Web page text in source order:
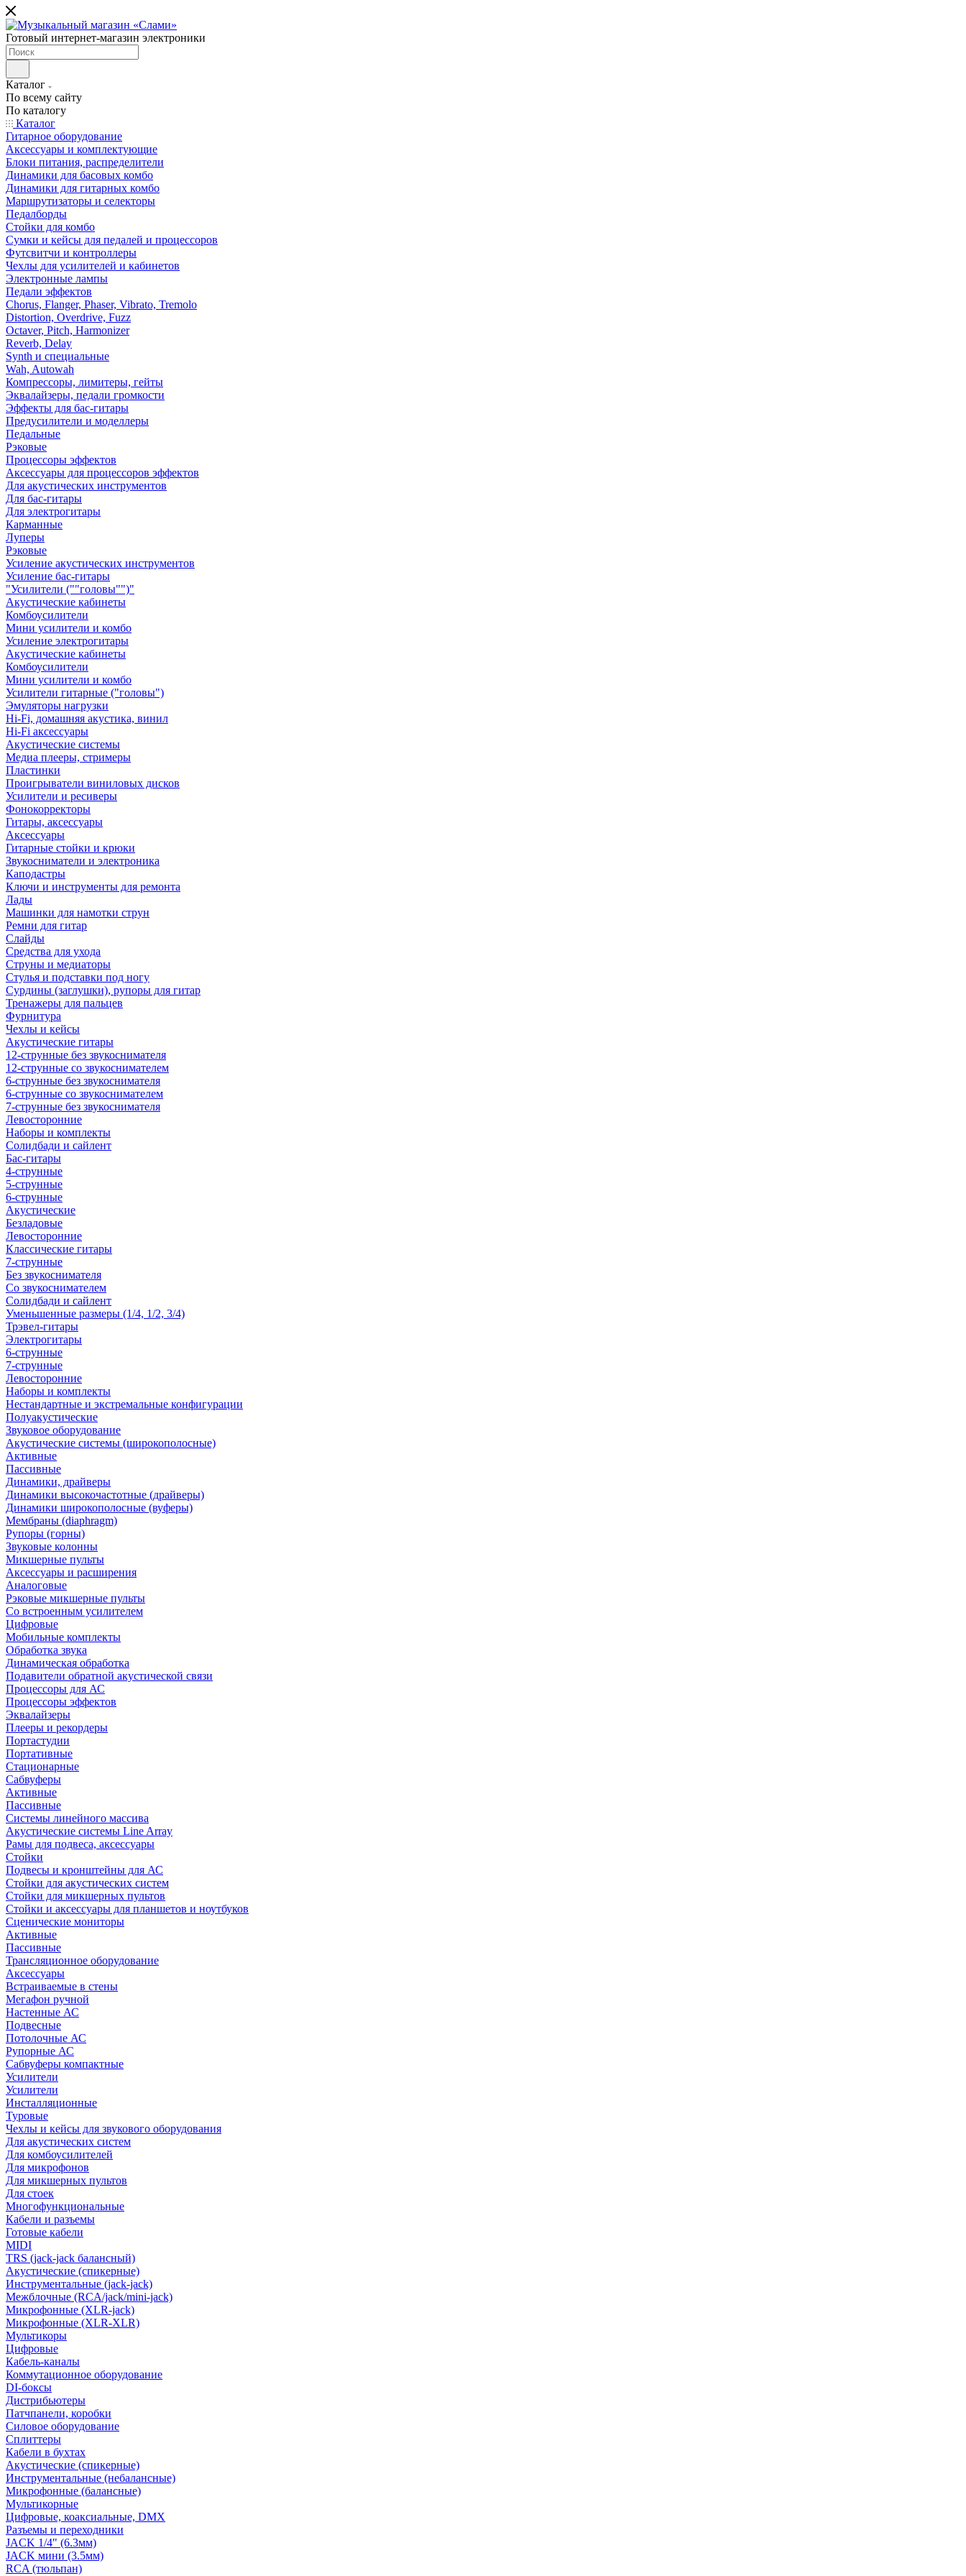
Готовый интернет-магазин электроники
Каталог
По всему сайту
По каталогу
Каталог
Гитарное оборудование
Аксессуары и комплектующие
Блоки питания, распределители
Динамики для басовых комбо
Динамики для гитарных комбо
Маршрутизаторы и селекторы
Педалборды
Стойки для комбо
Сумки и кейсы для педалей и процессоров
Футсвитчи и контроллеры
Чехлы для усилителей и кабинетов
Электронные лампы
Педали эффектов
Chorus, Flanger, Phaser, Vibrato, Tremolo
Distortion, Overdrive, Fuzz
Octaver, Pitch, Harmonizer
Reverb, Delay
Synth и специальные
Wah, Autowah
Компрессоры, лимитеры, гейты
Эквалайзеры, педали громкости
Эффекты для бас-гитары
Предусилители и моделлеры
Педальные
Рэковые
Процессоры эффектов
Аксессуары для процессоров эффектов
Для акустических инструментов
Для бас-гитары
Для электрогитары
Карманные
Луперы
Рэковые
Усиление акустических инструментов
Усиление бас-гитары
"Усилители (""головы"")"
Акустические кабинеты
Комбоусилители
Мини усилители и комбо
Усиление электрогитары
Акустические кабинеты
Комбоусилители
Мини усилители и комбо
Усилители гитарные ("головы")
Эмуляторы нагрузки
Hi-Fi, домашняя акустика, винил
Hi-Fi аксессуары
Акустические системы
Медиа плееры, стримеры
Пластинки
Проигрыватели виниловых дисков
Усилители и ресиверы
Фонокорректоры
Гитары, аксессуары
Аксессуары
Гитарные стойки и крюки
Звукосниматели и электроника
Каподастры
Ключи и инструменты для ремонта
Лады
Машинки для намотки струн
Ремни для гитар
Слайды
Средства для ухода
Струны и медиаторы
Стулья и подставки под ногу
Сурдины (заглушки), рупоры для гитар
Тренажеры для пальцев
Фурнитура
Чехлы и кейсы
Акустические гитары
12-струнные без звукоснимателя
12-струнные со звукоснимателем
6-струнные без звукоснимателя
6-струнные со звукоснимателем
7-струнные без звукоснимателя
Левосторонние
Наборы и комплекты
Солидбади и сайлент
Бас-гитары
4-струнные
5-струнные
6-струнные
Акустические
Безладовые
Левосторонние
Классические гитары
7-струнные
Без звукоснимателя
Со звукоснимателем
Солидбади и сайлент
Уменьшенные размеры (1/4, 1/2, 3/4)
Трэвел-гитары
Электрогитары
6-струнные
7-струнные
Левосторонние
Наборы и комплекты
Нестандартные и экстремальные конфигурации
Полуакустические
Звуковое оборудование
Акустические системы (широкополосные)
Активные
Пассивные
Динамики, драйверы
Динамики высокочастотные (драйверы)
Динамики широкополосные (вуферы)
Мембраны (diaphragm)
Рупоры (горны)
Звуковые колонны
Микшерные пульты
Аксессуары и расширения
Аналоговые
Рэковые микшерные пульты
Со встроенным усилителем
Цифровые
Мобильные комплекты
Обработка звука
Динамическая обработка
Подавители обратной акустической связи
Процессоры для АС
Процессоры эффектов
Эквалайзеры
Плееры и рекордеры
Портастудии
Портативные
Стационарные
Сабвуферы
Активные
Пассивные
Системы линейного массива
Акустические системы Line Array
Рамы для подвеса, аксессуары
Стойки
Подвесы и кронштейны для АС
Стойки для акустических систем
Стойки для микшерных пультов
Стойки и аксессуары для планшетов и ноутбуков
Сценические мониторы
Активные
Пассивные
Трансляционное оборудование
Аксессуары
Встраиваемые в стены
Мегафон ручной
Настенные АС
Подвесные
Потолочные АС
Рупорные АС
Сабвуферы компактные
Усилители
Усилители
Инсталляционные
Туровые
Чехлы и кейсы для звукового оборудования
Для акустических систем
Для комбоусилителей
Для микрофонов
Для микшерных пультов
Для стоек
Многофункциональные
Кабели и разъемы
Готовые кабели
MIDI
TRS (jack-jack балансный)
Акустические (спикерные)
Инструментальные (jack-jack)
Межблочные (RCA/jack/mini-jack)
Микрофонные (XLR-jack)
Микрофонные (XLR-XLR)
Мультикоры
Цифровые
Кабель-каналы
Коммутационное оборудование
DI-боксы
Дистрибьютеры
Патчпанели, коробки
Силовое оборудование
Сплиттеры
Кабели в бухтах
Акустические (спикерные)
Инструментальные (небалансные)
Микрофонные (балансные)
Мультикорные
Цифровые, коаксиальные, DMX
Разъемы и переходники
JACK 1/4" (6.3мм)
JACK мини (3.5мм)
RCA (тюльпан)